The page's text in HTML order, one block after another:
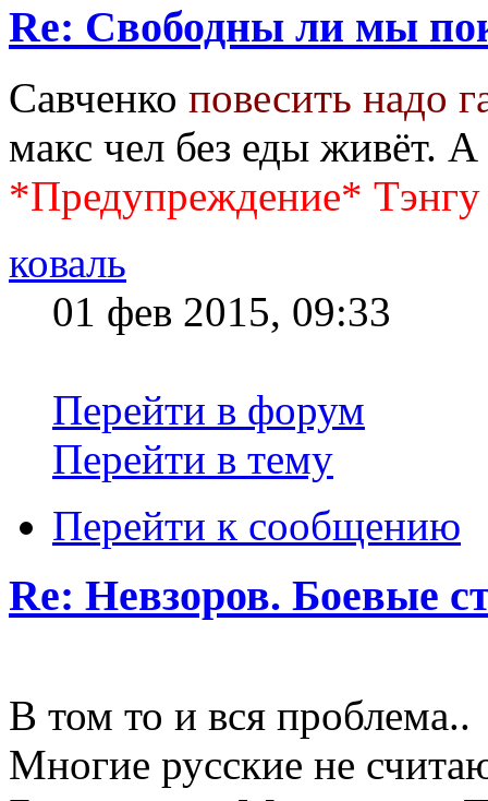
Re: Свободны ли мы
Савченко повесить надо
макс чел без еды живёт.
*Предупреждение* Тэнгу
коваль
01 фев 2015, 09:33
Перейти в форум
Перейти в тему
Перейти к сообщению
Re: Невзоров. Боевые
В том то и вся проблема..
Многие русские не